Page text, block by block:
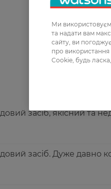
засіб, якісний та
засіб. Дуже давно
Ми
та надати вам
сайту, ви
про використання
Cookie, будь ласка,